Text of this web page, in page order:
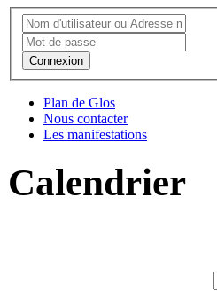
Connexion
Plan de Glos
Nous contacter
Les manifestations
Calendrier